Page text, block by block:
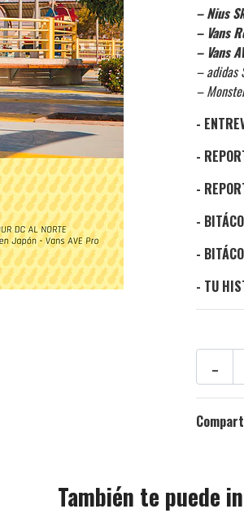
– Nius
– Vans
– Vans
– adidas
–
-
-
-
-
-
- TU
-
También te puede